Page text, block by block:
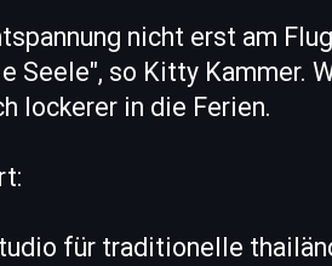
nicht erst am
Seele", so Kitty Kammer.
lockerer in die Ferien.
für traditionelle